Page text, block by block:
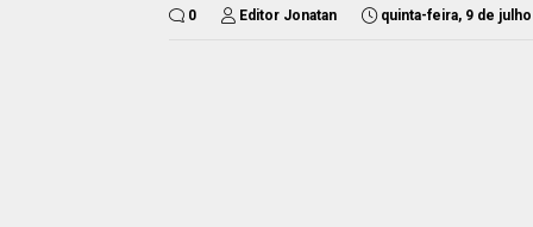
0 Editor Jonatan quinta-feira, 9 de